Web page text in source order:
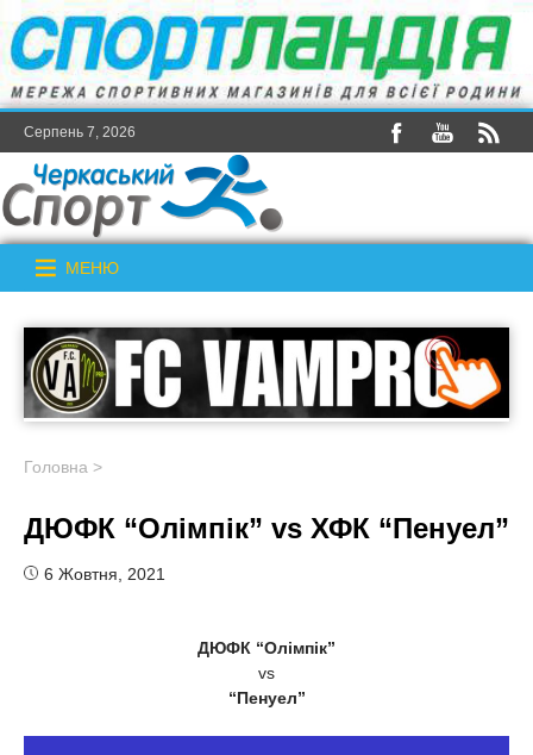
Серпень 7, 2026
МЕНЮ
Головна >
ДЮФК “Олімпік” vs ХФК “Пенуел”
6 Жовтня, 2021
ДЮФК “Олімпік”
vs
“Пенуел”